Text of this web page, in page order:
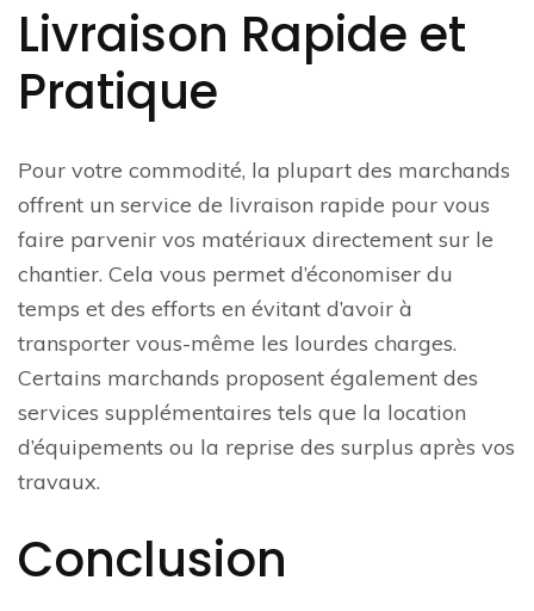
Livraison Rapide et
Pratique
Pour votre commodité, la plupart des marchands
offrent un service de livraison rapide pour vous
faire parvenir vos matériaux directement sur le
chantier. Cela vous permet d’économiser du
temps et des efforts en évitant d’avoir à
transporter vous-même les lourdes charges.
Certains marchands proposent également des
services supplémentaires tels que la location
d’équipements ou la reprise des surplus après vos
travaux.
Conclusion